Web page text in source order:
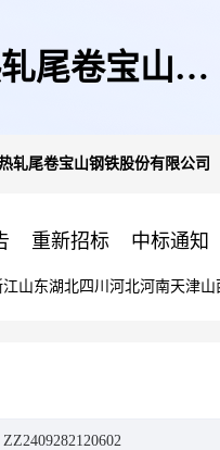
尾卷宝山钢
轧尾卷宝山钢铁股份有限公司
重新招标 中标通知
江山东湖北四川 河北河南天津山
ZZ2409282120602